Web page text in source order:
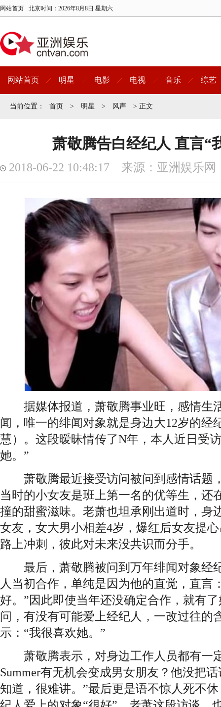
网站首页 北京时间： 2026年8月8日 星期六
网站首页 明星 电影 电视 音乐 综艺
当前位置： 首页 > 明星 > 风声 > 正文
萧敬腾告白经纪人 直言“
2018-06-22 10:48:17 来源：亚洲娱乐网
据媒体报道，萧敬腾事业旺，感情生
闻，唯一的绯闻对象就是身边大12岁的经
慧）。这段暧昧情传了N年，本人近日受
她。”
萧敬腾最近接受访问被问到感情话题
当时的小女友是班上第一名的优等生，还
撞的甜蜜滋味。老萧也坦承刚出道时，身
女友，女大男小相差4岁，爆红后女友提
路上冲刺，彼此对未来没共识而分手。
最后，萧敬腾被问到万年绯闻对象经
人当初合作，单纯是因为他的直觉，直言
好。”因此即使当年还没确定合作，就有
问，有没有可能爱上经纪人，一改过往的
示：“我很喜欢她。”
萧敬腾表示，对身边工作人员都有一
Summer有无机会变成男女朋友？他没把
知道，很难讲。”最后更是语不惊人死不